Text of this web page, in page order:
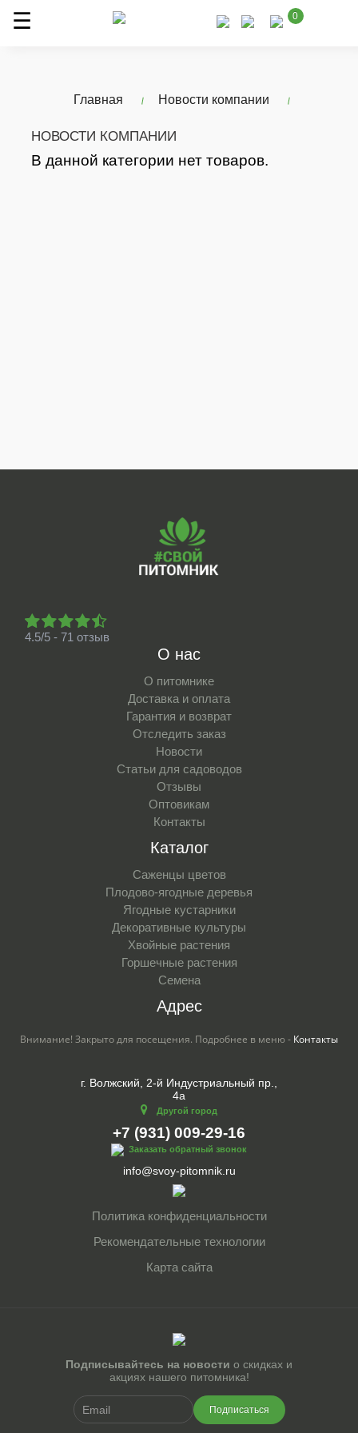
0
Главная Новости компании
НОВОСТИ КОМПАНИИ
В данной категории нет товаров.
4.5/5 - 71 отзыв
О нас
О питомнике
Доставка и оплата
Гарантия и возврат
Отследить заказ
Новости
Статьи для садоводов
Отзывы
Оптовикам
Контакты
Каталог
Саженцы цветов
Плодово-ягодные деревья
Ягодные кустарники
Декоративные культуры
Хвойные растения
Горшечные растения
Семена
Адрес
Внимание! Закрыто для посещения. Подробнее в меню - Контакты
г. Волжский, 2-й Индустриальный пр.,
4а
Другой город
+7 (931) 009-29-16
Заказать обратный звонок
info@svoy-pitomnik.ru
Политика конфиденциальности
Рекомендательные технологии
Карта сайта
Подписывайтесь на новости о скидках и
акциях нашего питомника!
Подписаться